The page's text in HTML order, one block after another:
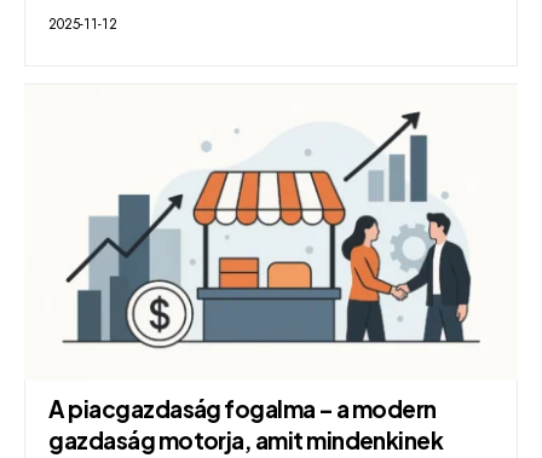
2025-11-12
A piacgazdaság fogalma – a modern
gazdaság motorja, amit mindenkinek